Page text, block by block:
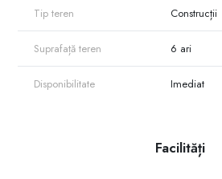
Detalii 079 000 362
Tip teren Construcții
Suprafață teren 6 ari
Disponibilitate Imediat
Facilități